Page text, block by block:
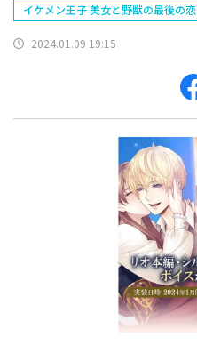
イケメン王子 美女と野獣の最後の恋
2024.01.09 19:15